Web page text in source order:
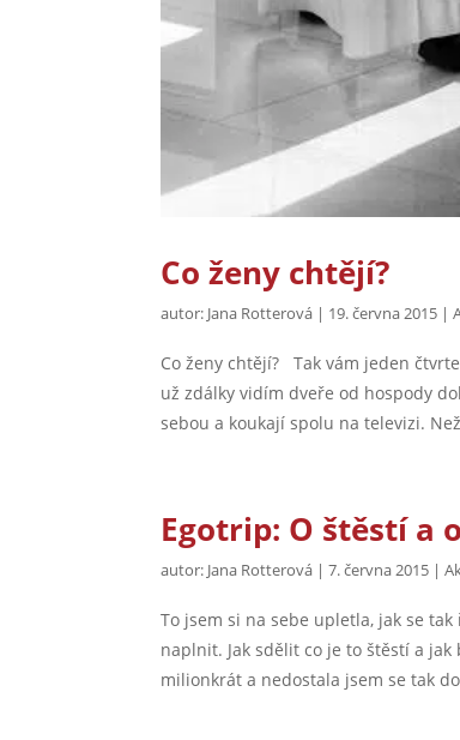
Co ženy chtějí?
autor: Jana Rotterová | 19. června 2015 |
Co ženy chtějí? Tak vám jeden
už zdálky vidím dveře od hospody
sebou a koukají spolu na televizi.
Egotrip: O štěstí a
autor: Jana Rotterová |7. června 2015 |
To jsem si na sebe upletla, jak se
naplnit. Jak sdělit co je to štěstí a
milionkrát a nedostala jsem se tak